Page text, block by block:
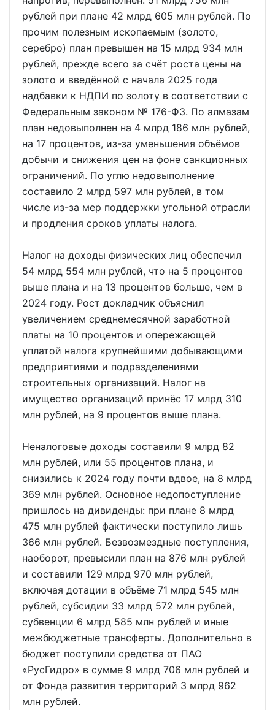
рублей при плане 42 млрд 605 млн рублей. По
прочим полезным ископаемым (золото,
серебро) план превышен на 15 млрд 934 млн
рублей, прежде всего за счёт роста цены на
золото и введённой с начала 2025 года
надбавки к НДПИ по золоту в соответствии с
Федеральным законом № 176-ФЗ. По алмазам
план недовыполнен на 4 млрд 186 млн рублей,
на 17 процентов, из-за уменьшения объёмов
добычи и снижения цен на фоне санкционных
ограничений. По углю недовыполнение
составило 2 млрд 597 млн рублей, в том
числе из-за мер поддержки угольной отрасли
и продления сроков уплаты налога.
Налог на доходы физических лиц обеспечил
54 млрд 554 млн рублей, что на 5 процентов
выше плана и на 13 процентов больше, чем в
2024 году. Рост докладчик объяснил
увеличением среднемесячной заработной
платы на 10 процентов и опережающей
уплатой налога крупнейшими добывающими
предприятиями и подразделениями
строительных организаций. Налог на
имущество организаций принёс 17 млрд 310
млн рублей, на 9 процентов выше плана.
Неналоговые доходы составили 9 млрд 82
млн рублей, или 55 процентов плана, и
снизились к 2024 году почти вдвое, на 8 млрд
369 млн рублей. Основное недопоступление
пришлось на дивиденды: при плане 8 млрд
475 млн рублей фактически поступило лишь
366 млн рублей. Безвозмездные поступления,
наоборот, превысили план на 876 млн рублей
и составили 129 млрд 970 млн рублей,
включая дотации в объёме 71 млрд 545 млн
рублей, субсидии 33 млрд 572 млн рублей,
субвенции 6 млрд 585 млн рублей и иные
межбюджетные трансферты. Дополнительно в
бюджет поступили средства от ПАО
«РусГидро» в сумме 9 млрд 706 млн рублей и
от Фонда развития территорий 3 млрд 962
млн рублей.